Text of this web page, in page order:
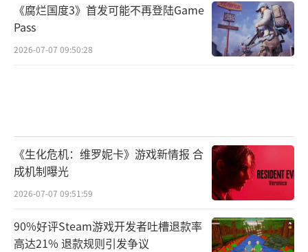
《腐烂国度3》首发可能不再登陆Game
Pass
2026-07-07 09:50:28
《生化危机：维罗妮卡》游戏新情报 合
成机制曝光
2026-07-07 09:51:59
90%好评Steam游戏开发者吐槽退款率
高达21% 退款规则引发争议